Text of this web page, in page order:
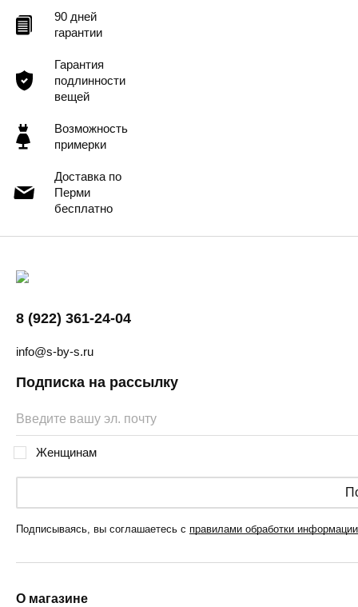
90 дней
гарантии
Гарантия
подлинности
вещей
Возможность
примерки
Доставка по
Перми
бесплатно
8 (922) 361-24-04
info@s-by-s.ru
Подписка на рассылку
Женщинам
Подписываясь, вы соглашаетесь с правилами обработки информации
О магазине